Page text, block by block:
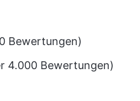
Bewertungen)
4.000 Bewertungen)